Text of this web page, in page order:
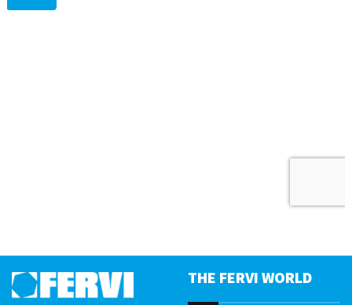
THE FERVI WORLD